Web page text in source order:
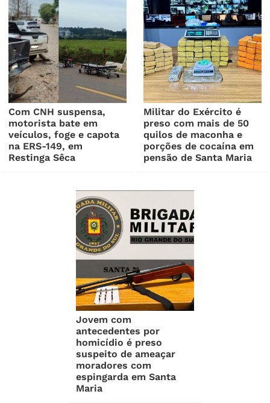
Com CNH suspensa,
motorista bate em
veículos, foge e capota
na ERS-149, em
Restinga Sêca
Militar do Exército é
preso com mais de 50
quilos de maconha e
porções de cocaína em
pensão de Santa Maria
Jovem com
antecedentes por
homicídio é preso
suspeito de ameaçar
moradores com
espingarda em Santa
Maria